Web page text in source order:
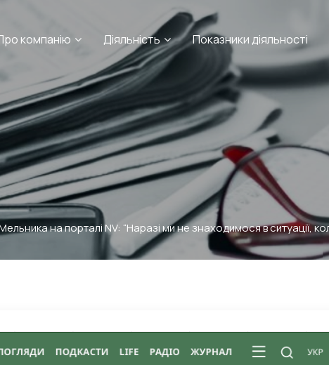
компанію Діяльність Показники діяльності
на порталі NV: “Наразі ми не знаходимося в ситуації,